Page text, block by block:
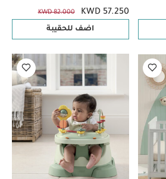
KWD 57.250
KWD 82.000
اضف للحقيبة